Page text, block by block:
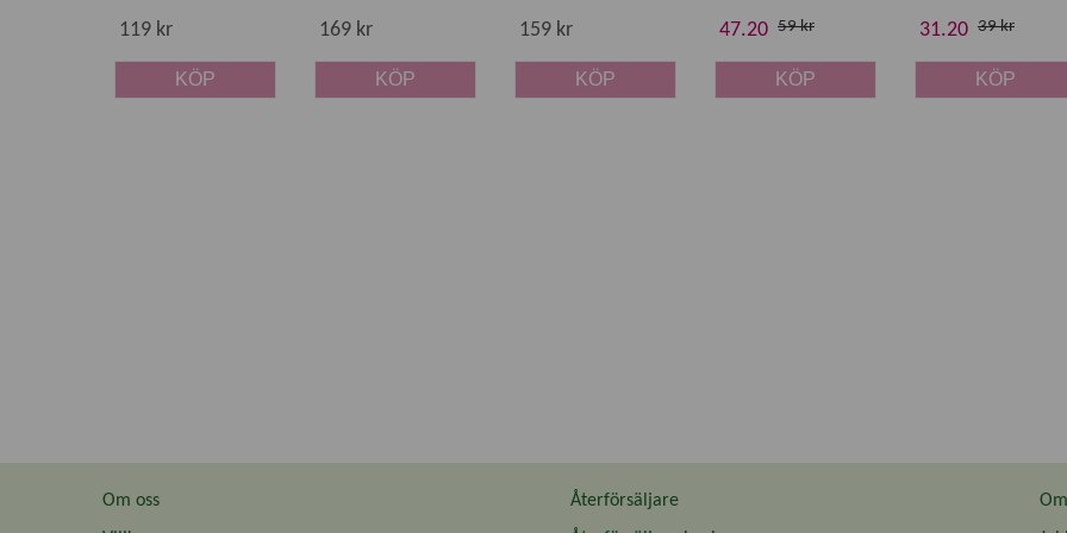
119 kr
KÖP
169 kr
KÖP
159 kr
KÖP
47.20 59 kr
KÖP
31.20 39 kr
KÖP
Om oss
Återförsäljare